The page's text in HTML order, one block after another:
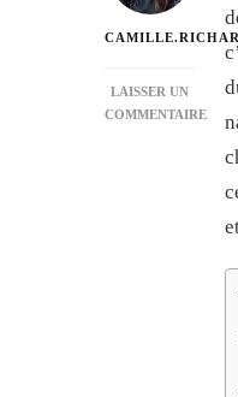
LAISSER UN
COMMENTAIRE